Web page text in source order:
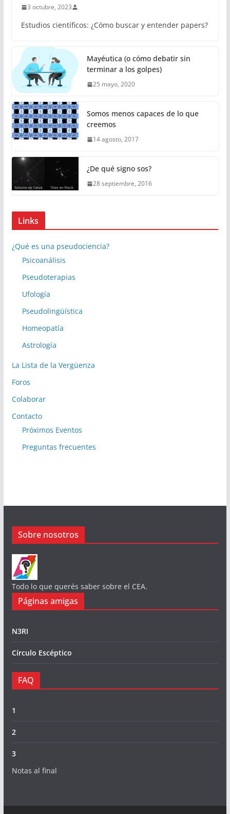
3 octubre, 2023
Estudios científicos: ¿Cómo buscar y entender papers?
Mayéutica (o cómo debatir sin
terminar a los golpes)
25 mayo, 2020
Somos menos capaces de lo que
creemos
14 agosto, 2017
¿De qué signo sos?
28 septiembre, 2016
Links
¿Qué es una pseudociencia?
Psicoanálisis
Pseudoterapias
Ufología
Pseudolingüística
Homeopatía
Astrología
La Lista de la Vergüenza
Foros
Colaborar
Contacto
Próximos Eventos
Preguntas frecuentes
Sobre nosotros
Todo lo que querés saber sobre el CEA.
Páginas amigas
N3RI
Círculo Escéptico
FAQ
1
2
3
Notas al final